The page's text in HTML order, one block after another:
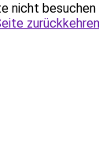
nicht
zurückkehren